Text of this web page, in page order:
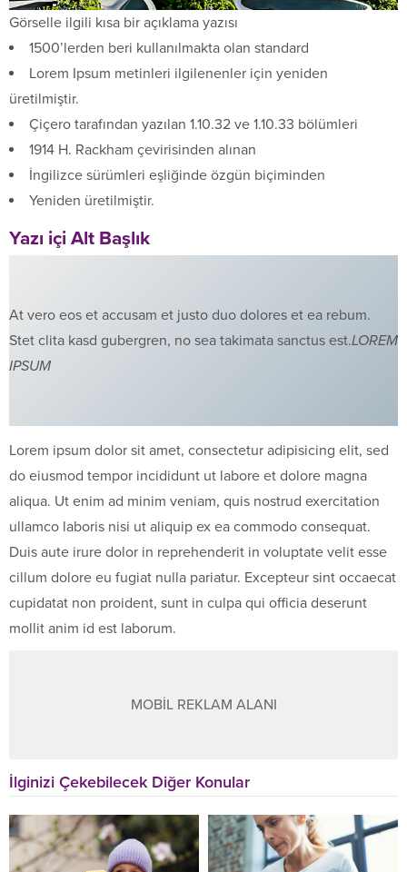
Görselle ilgili kısa bir açıklama yazısı
1500’lerden beri kullanılmakta olan standard
Lorem Ipsum metinleri ilgilenenler için yeniden
üretilmiştir.
Çiçero tarafından yazılan 1.10.32 ve 1.10.33 bölümleri
1914 H. Rackham çevirisinden alınan
İngilizce sürümleri eşliğinde özgün biçiminden
Yeniden üretilmiştir.
Yazı içi Alt Başlık
At vero eos et accusam et justo duo dolores et ea rebum.
Stet clita kasd gubergren, no sea takimata sanctus est.LOREM
IPSUM
Lorem ipsum dolor sit amet, consectetur adipisicing elit, sed
do eiusmod tempor incididunt ut labore et dolore magna
aliqua. Ut enim ad minim veniam, quis nostrud exercitation
ullamco laboris nisi ut aliquip ex ea commodo consequat.
Duis aute irure dolor in reprehenderit in voluptate velit esse
cillum dolore eu fugiat nulla pariatur. Excepteur sint occaecat
cupidatat non proident, sunt in culpa qui officia deserunt
mollit anim id est laborum.
MOBİL REKLAM ALANI
İlginizi Çekebilecek Diğer Konular